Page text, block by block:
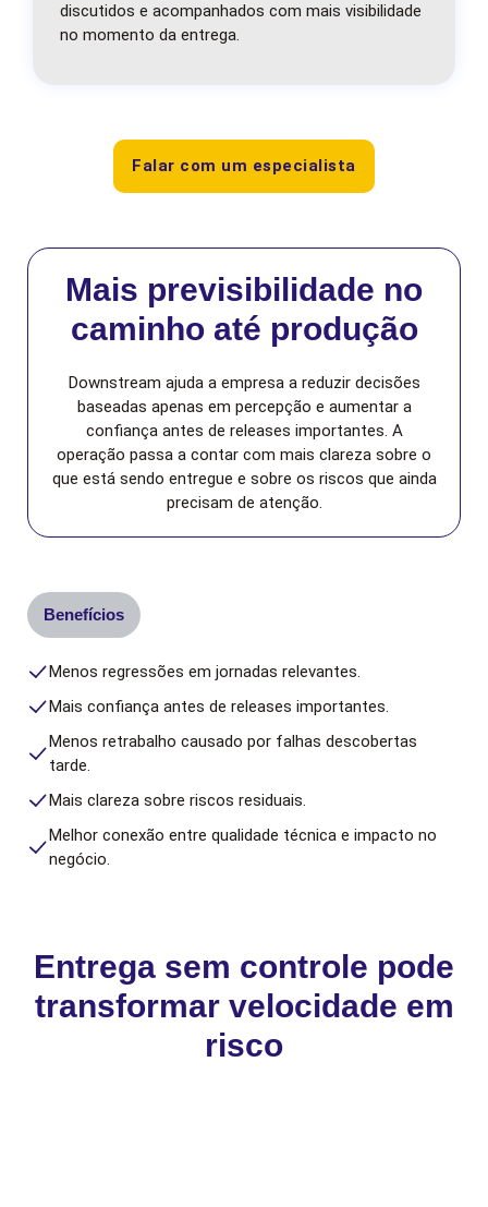
discutidos e acompanhados com mais visibilidade
no momento da entrega.
Falar com um especialista
Mais previsibilidade no
caminho até produção
Downstream ajuda a empresa a reduzir decisões
baseadas apenas em percepção e aumentar a
confiança antes de releases importantes. A
operação passa a contar com mais clareza sobre o
que está sendo entregue e sobre os riscos que ainda
precisam de atenção.
Benefícios
Menos regressões em jornadas relevantes.
Mais confiança antes de releases importantes.
Menos retrabalho causado por falhas descobertas
tarde.
Mais clareza sobre riscos residuais.
Melhor conexão entre qualidade técnica e impacto no
negócio.
Entrega sem controle pode
transformar velocidade em
risco